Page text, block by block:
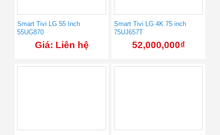
Smart Tivi LG 55 Inch
55UG870
Giá: Liên hệ
Smart Tivi LG 4K 75 inch
75UJ657T
52,000,000₫